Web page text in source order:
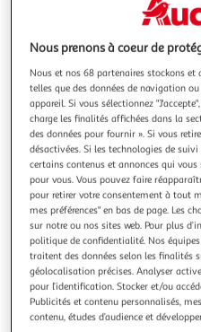
J-LINE
Plateau de présentation 2
Informations Techniques :
Matière : Métal Spécificités :
Niveaux Forme Ronde A
Couleur : Ocre
En savoir +
Vous voulez
Nous prenons à coeur de
Nous et nos 68 partenaires stockons et
telles que des données de navigation
appareil. Si vous sélectionnez
charge les finalités affichées dans la
des données pour fournir ». Si vous
désactivées. Si les technologies de
certains contenus et annonces qui
pour vous. Vous pouvez faire
pour retirer votre consentement à tout
mes préférences" en bas de page. Les
sur notre ou nos sites web. Pour plus
politique de confidentialité. Nos
traitent des données selon les finalités
géolocalisation précises. Analyser
pour l’identification. Stocker et/ou
Publicités et contenu personnalisés,
contenu, études d’audience et